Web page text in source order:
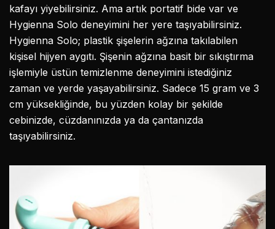
kafayı yiyebilirsiniz. Ama artık portatif bide var ve
Hygienna Solo deneyimini her yere taşıyabilirsiniz.
Hygienna Solo; plastik şişelerin ağzına takılabilen
kişisel hijyen aygıtı. Şişenin ağzına basit bir sıkıştırma
işlemiyle üstün temizlenme deneyimini istediğiniz
zaman ve yerde yaşayabilirsiniz. Sadece 15 gram ve 3
cm yüksekliğinde, bu yüzden kolay bir şekilde
cebinizde, cüzdanınızda ya da çantanızda
taşıyabilirsiniz.